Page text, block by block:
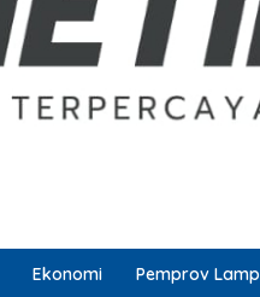
Ekonomi Pemprov